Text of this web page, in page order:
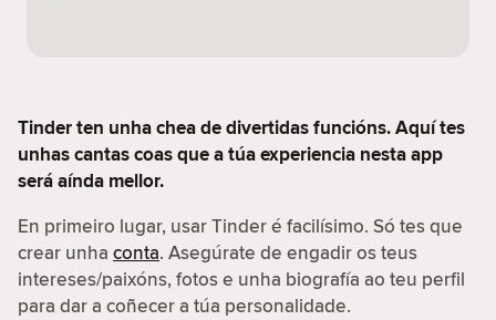
Tinder ten unha chea de divertidas funcións. Aquí tes
unhas cantas coas que a túa experiencia nesta app
será aínda mellor.
En primeiro lugar, usar Tinder é facilísimo. Só tes que
crear unha conta. Asegúrate de engadir os teus
intereses/paixóns, fotos e unha biografía ao teu perfil
para dar a coñecer a túa personalidade.